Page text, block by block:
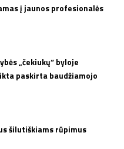
į jaunos profesionalės
„čekiukų“ byloje
paskirta baudžiamojo
šilutiškiams rūpimus